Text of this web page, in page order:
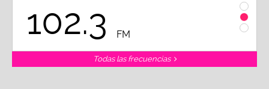
102.3 FM
Todas las frecuencias